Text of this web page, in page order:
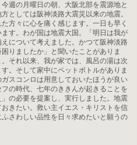
週の月曜日の朝、大阪北部を震源地と
としては阪神淡路大震災以来の地震。
方々に心を痛く感じます。一日も早く
す。わが国は地震大国。「明日は我が
について考えました。かつて阪神淡路
りましたか」と聞いたことがありま
それ以来、我が家では、風呂の湯は次
。そして家中にペットボトルがありま
スコンロは用意しておいたほうが良い
の時代、七年のききんが起きることを
の必要を提案し、実行しました。地震
きたい。救い主イエス・キリストを信
さわしい品性を日々求めたいと願うの